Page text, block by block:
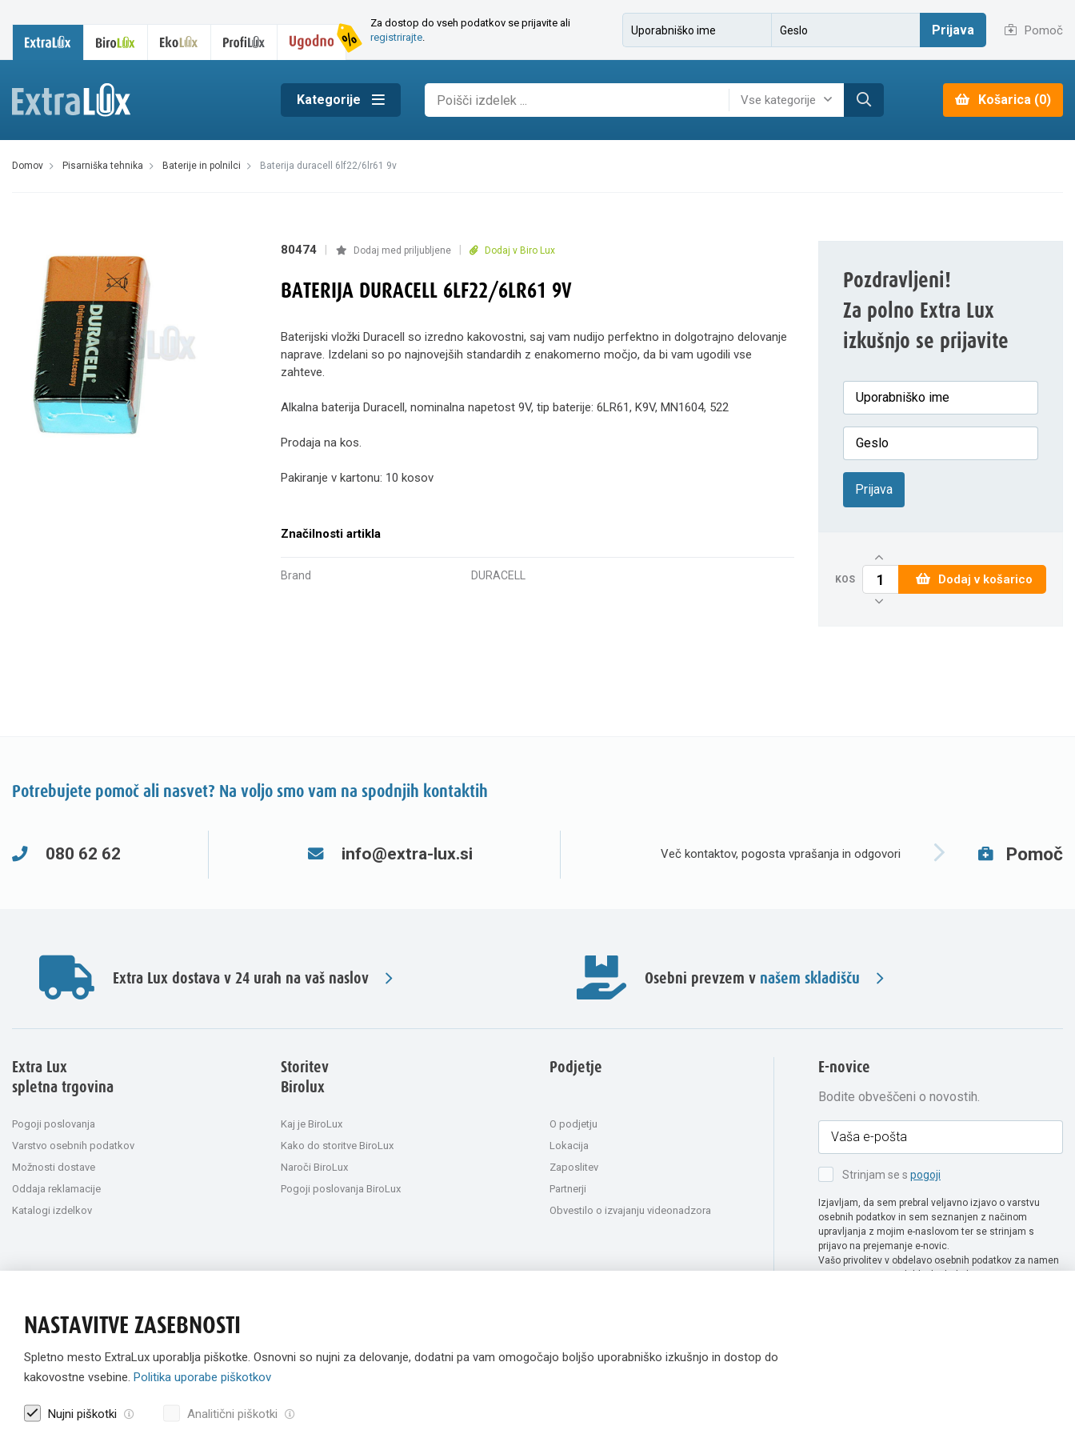
Za dostop do vseh podatkov se prijavite ali
registrirajte
Prijava Pomoč
Kategorije Vse kategorije Košarica (0)
domov pisarniška tehnika baterije in polnilci baterija duracell 6lf22/6lr61 9v
80474 Dodaj med priljubljene Dodaj v Biro Lux
BATERIJA DURACELL 6LF22/6LR61 9V
Baterijski vložki Duracell so izredno kakovostni, saj vam nudijo perfektno in dolgotrajno delovanje
naprave. Izdelani so po najnovejših standardih z enakomerno močjo, da bi vam ugodili vse
zahteve.
Alkalna baterija Duracell, nominalna napetost 9V, tip baterije: 6LR61, K9V, MN1604, 522
Prodaja na kos.
Pakiranje v kartonu: 10 kosov
Značilnosti artikla
Brand DURACELL
Pozdravljeni!
Za polno Extra Lux
izkušnjo se prijavite
Prijava
KOS Dodaj v košarico
Potrebujete pomoč ali nasvet? Na voljo smo vam na spodnjih kontaktih
080 62 62 info@extra-lux.si Več kontaktov, pogosta vprašanja in odgovori Pomoč
Extra Lux dostava v 24 urah na vaš naslov Osebni prevzem v našem skladišču
Extra Lux
spletna trgovina
Pogoji poslovanja
Varstvo osebnih podatkov
Možnosti dostave
Oddaja reklamacije
Katalogi izdelkov
Storitev
Birolux
Kaj je BiroLux
Kako do storitve BiroLux
Naroči BiroLux
Pogoji poslovanja BiroLux
Podjetje
O podjetju
Lokacija
Zaposlitev
Partnerji
Obvestilo o izvajanju videonadzora
E-novice
Bodite obveščeni o novostih.
Strinjam se s pogoji
Izjavljam, da sem prebral veljavno izjavo o varstvu
osebnih podatkov in sem seznanjen z načinom
upravljanja z mojim e-naslovom ter se strinjam s
prijavo na prejemanje e-novic.
Vašo privolitev v obdelavo osebnih podatkov za namen
NASTAVITVE ZASEBNOSTI
Spletno mesto ExtraLux uporablja piškotke. Osnovni so nujni za delovanje, dodatni pa vam omogočajo boljšo uporabniško izkušnjo in dostop do
kakovostne vsebine. Politika uporabe piškotkov
Nujni piškotki Analitični piškotki